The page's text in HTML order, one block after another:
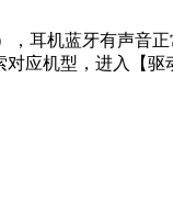
耳机蓝牙有声音
应机型，进入【